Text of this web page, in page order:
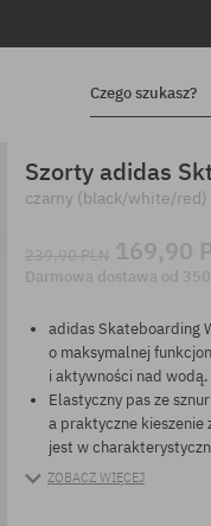
Czego szukasz?
Szorty adidas
czarny (black/white/red)
239,90 PLN 169,90
Darmowa dostawa od 350
adidas Skateboarding
o maksymalnej
i aktywności nad
Elastyczny pas ze
a praktyczne kieszenie
jest w
ZOBACZ WIĘCEJ